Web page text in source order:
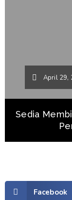
April 29,
Sedia
Facebook